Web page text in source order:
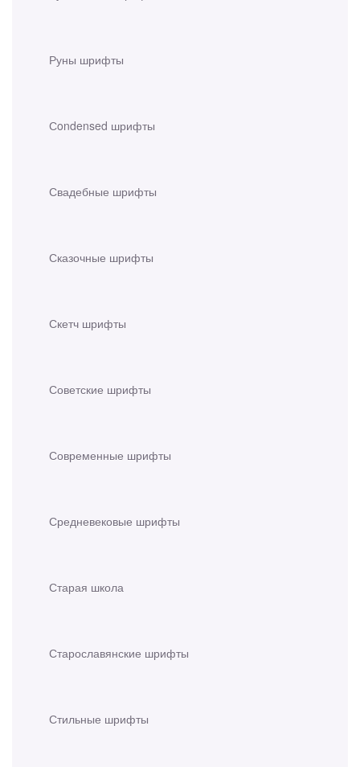
Руны шрифты
Сondensed шрифты
Свадебные шрифты
Сказочные шрифты
Скетч шрифты
Советские шрифты
Современные шрифты
Средневековые шрифты
Старая школа
Старославянские шрифты
Стильные шрифты